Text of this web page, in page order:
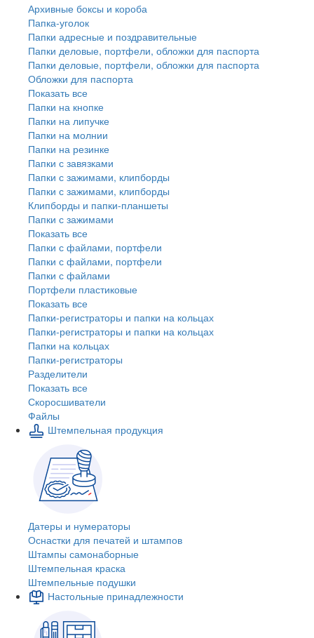
Архивные боксы и короба
Папка-уголок
Папки адресные и поздравительные
Папки деловые, портфели, обложки для паспорта
Папки деловые, портфели, обложки для паспорта
Обложки для паспорта
Показать все
Папки на кнопке
Папки на липучке
Папки на молнии
Папки на резинке
Папки с завязками
Папки с зажимами, клипборды
Папки с зажимами, клипборды
Клипборды и папки-планшеты
Папки с зажимами
Показать все
Папки с файлами, портфели
Папки с файлами, портфели
Папки с файлами
Портфели пластиковые
Показать все
Папки-регистраторы и папки на кольцах
Папки-регистраторы и папки на кольцах
Папки на кольцах
Папки-регистраторы
Разделители
Показать все
Скоросшиватели
Файлы
Штемпельная продукция
Датеры и нумераторы
Оснастки для печатей и штампов
Штампы самонаборные
Штемпельная краска
Штемпельные подушки
Настольные принадлежности